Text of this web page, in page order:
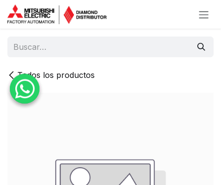
Ir al contenido
Todos los productos